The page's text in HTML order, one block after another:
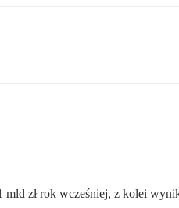
mld zł rok wcześniej, z kolei